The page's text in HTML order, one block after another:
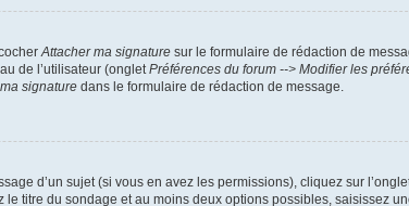
Attacher ma signature sur le formulaire de rédaction de
de l’utilisateur (ongletPréférences du forum --> Modifier les
signature dans le formulaire de rédaction de message.
d’un sujet (si vous en avez les permissions), cliquez sur
titre du sondage et au moins deux options possibles, saisissez